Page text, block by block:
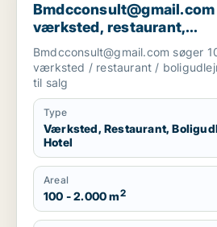
værksted, restaurant,
boligudlejningsejendom
i Storkøbenhavn
Bmdcconsult@gmail.com søger
værksted / restaurant /
til salg
Type
Værksted, Restaurant,
Hotel
Areal
100 - 2.000 m2